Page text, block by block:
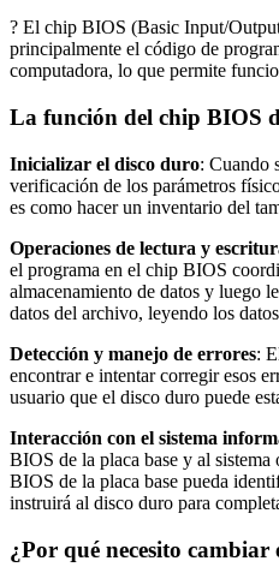
? El chip BIOS (Basic Input/
principalmente el código de
computadora, lo que permite
La función del chip BIOS
Inicializar el disco duro: Cuando
verificación de los parámetros
es como hacer un inventario del
Operaciones de lectura y
el programa en el chip BIOS
almacenamiento de datos y luego
datos del archivo, leyendo los
Detección y manejo de errores:
encontrar e intentar corregir esos
usuario que el disco duro puede
Interacción con el sistema
BIOS de la placa base y al
BIOS de la placa base pueda
instruirá al disco duro para
¿Por qué necesito